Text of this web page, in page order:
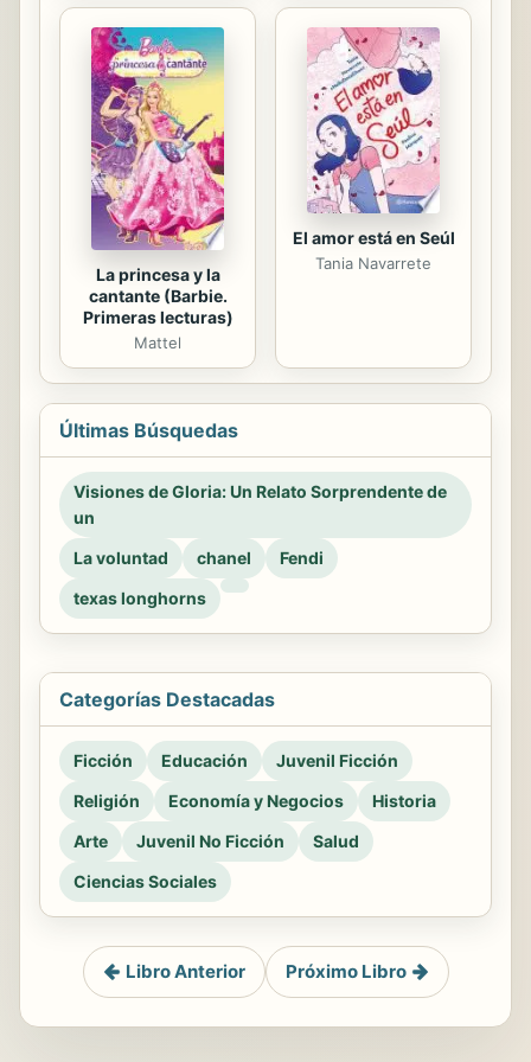
La princesa y la
cantante (Barbie.
Primeras lecturas)
Mattel
El amor está en Seúl
Tania Navarrete
Últimas Búsquedas
Visiones de Gloria: Un Relato Sorprendente de
un
La voluntad
chanel
Fendi
texas longhorns
Categorías Destacadas
Ficción Educación
Juvenil Ficción
Religión
Economía y Negocios
Historia
Arte
Juvenil No Ficción
Salud
Ciencias Sociales
Libro Anterior Próximo Libro